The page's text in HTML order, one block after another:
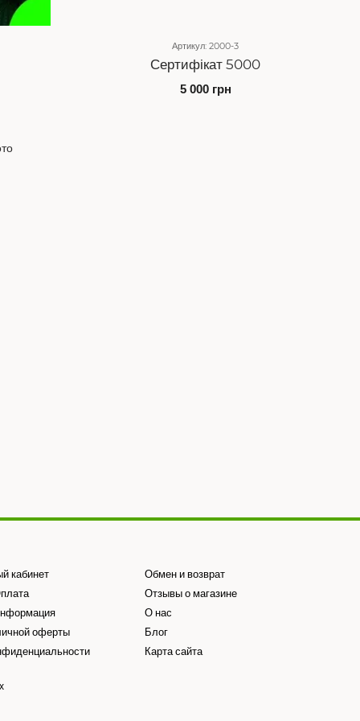
Артикул: 2000-3
Сертифікат 5000
5 000 грн
кабинет
оферты
Обмен и возврат
Отзывы о магазине
О нас
Блог
Карта сайта